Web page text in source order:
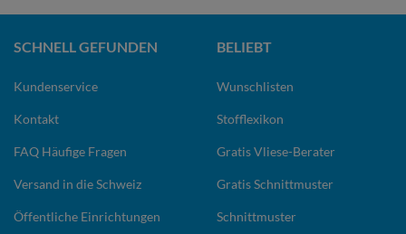
SCHNELL GEFUNDEN
Kundenservice
Kontakt
FAQ Häufige Fragen
Versand in die Schweiz
Öffentliche Einrichtungen
BELIEBT
Wunschlisten
Stofflexikon
Gratis Vliese-Berater
Gratis Schnittmuster
Schnittmuster